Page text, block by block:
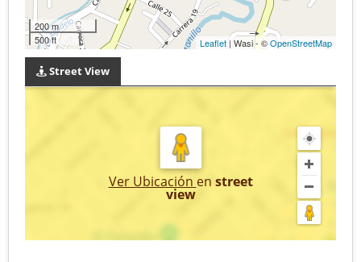
200 m
500 ft
Leaflet | Wasi - ©OpenStreetMap
Street View
Ver Ubicación en street
view